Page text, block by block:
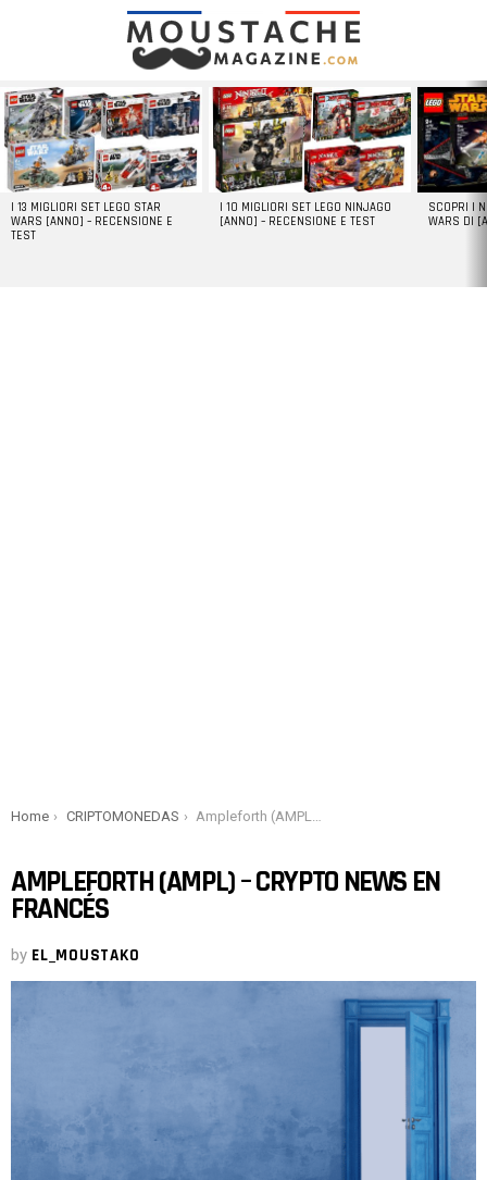
LATEST
STORIES
I 13 MIGLIORI SET LEGO STAR
WARS [ANNO] – RECENSIONE E
TEST
I 10 MIGLIORI SET LEGO NINJAGO
[ANNO] – RECENSIONE E TEST
SCOPRI I
WARS DI
You are here:
Home CRIPTOMONEDAS Ampleforth (AMPL) – Crypto News en francés
AMPLEFORTH (AMPL) – CRYPTO NEWS EN
FRANCÉS
by EL_MOUSTAKO